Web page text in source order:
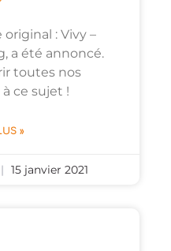
: Vivy –
a été annoncé.
toutes nos
ce sujet !
»
15 janvier 2021